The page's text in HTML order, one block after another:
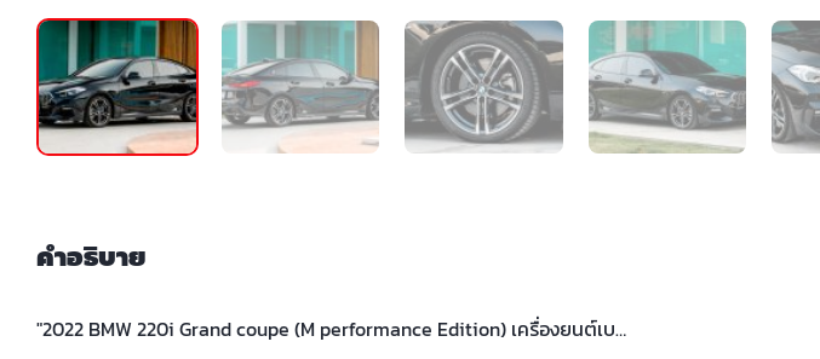
คำอธิบาย
"2022 BMW 220i Grand coupe (M performance Edition) เครื่องยนต์เบ…